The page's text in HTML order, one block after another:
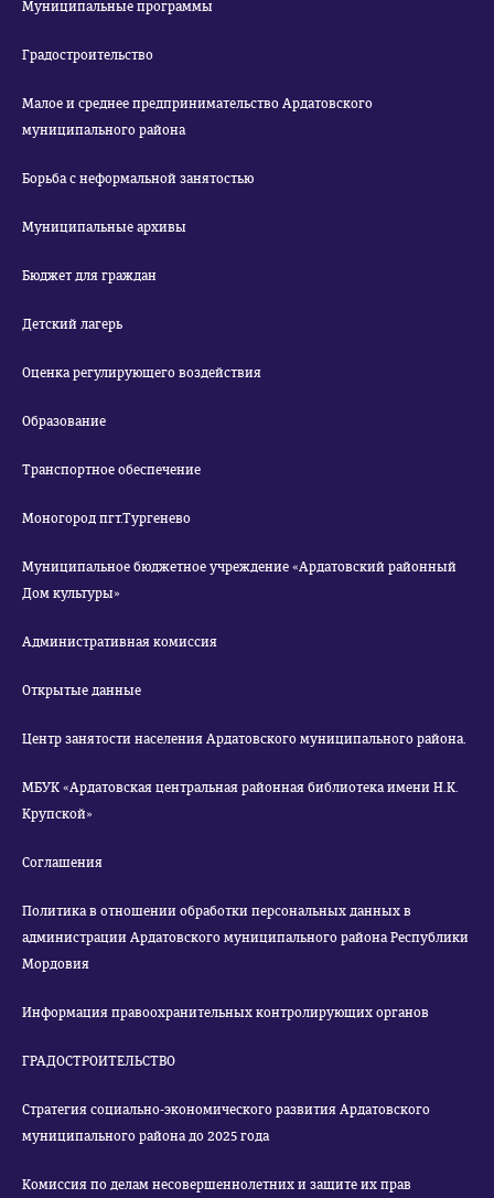
Муниципальные программы
Градостроительство
Малое и среднее предпринимательство Ардатовского
муниципального района
Борьба с неформальной занятостью
Муниципальные архивы
Бюджет для граждан
Детский лагерь
Оценка регулирующего воздействия
Образование
Транспортное обеспечение
Моногород пгт.Тургенево
Муниципальное бюджетное учреждение «Ардатовский районный
Дом культуры»
Административная комиссия
Открытые данные
Центр занятости населения Ардатовского муниципального района.
МБУК «Ардатовская центральная районная библиотека имени Н.К.
Крупской»
Соглашения
Политика в отношении обработки персональных данных в
администрации Ардатовского муниципального района Республики
Мордовия
Информация правоохранительных контролирующих органов
ГРАДОСТРОИТЕЛЬСТВО
Стратегия социально-экономического развития Ардатовского
муниципального района до 2025 года
Комиссия по делам несовершеннолетних и защите их прав